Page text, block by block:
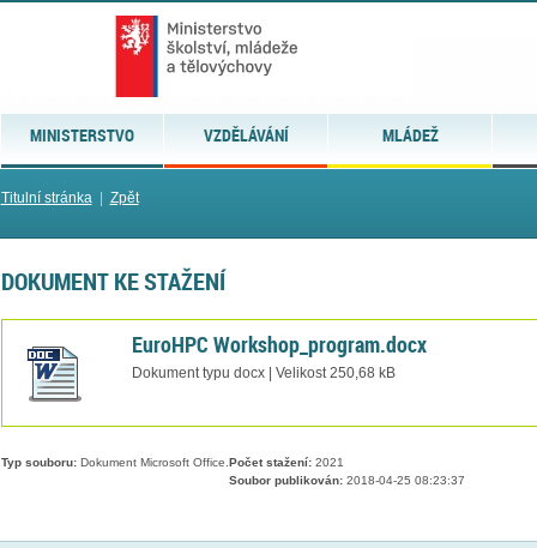
MINISTERSTVO VZDĚLÁVÁNÍ MLÁDEŽ
Titulní stránka| Zpět
DOKUMENT KE STAŽENÍ
EuroHPC Workshop_program.docx
Dokument typu docx | Velikost 250,68 kB
Typ souboru:Dokument Microsoft Office. Počet stažení:2021
Soubor publikován:2018-04-25 08:23:37